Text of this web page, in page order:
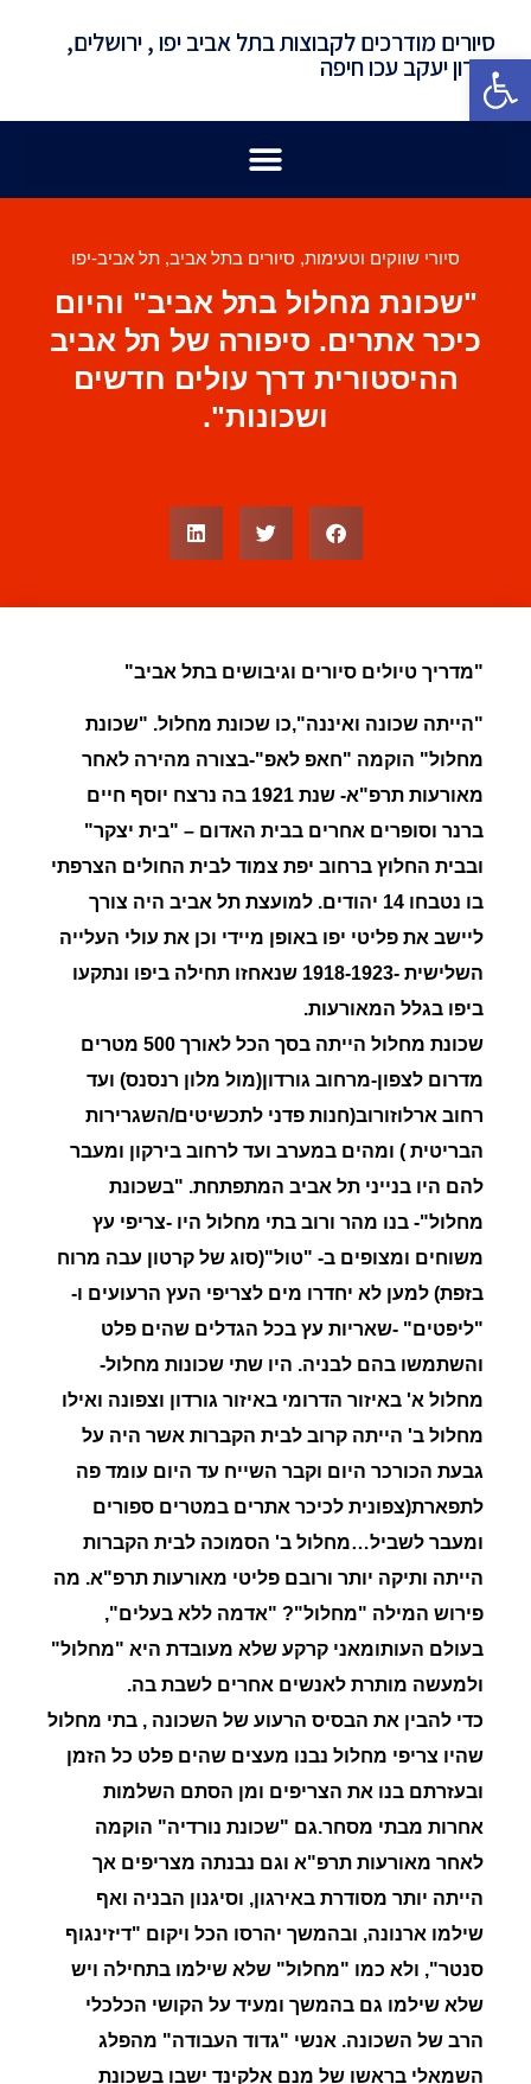
פתח סרגל נגישות
סיורים מודרכים לקבוצות בתל אביב יפו , ירושלים,
זכרון יעקב עכו חיפה
סיורי שווקים וטעימות, סיורים בתל אביב, תל אביב-יפו
"שכונת מחלול בתל אביב" והיום
כיכר אתרים. סיפורה של תל אביב
ההיסטורית דרך עולים חדשים
ושכונות".
"מדריך טיולים סיורים וגיבושים בתל אביב"
"הייתה שכונה ואיננה",כו שכונת מחלול. "שכונת
מחלול" הוקמה "חאפ לאפ"-בצורה מהירה לאחר
מאורעות תרפ"א- שנת 1921 בה נרצח יוסף חיים
ברנר וסופרים אחרים בבית האדום – "בית יצקר"
ובבית החלוץ ברחוב יפת צמוד לבית החולים הצרפתי
בו נטבחו 14 יהודים. למועצת תל אביב היה צורך
ליישב את פליטי יפו באופן מיידי וכן את עולי העלייה
השלישית -1918-1923 שנאחזו תחילה ביפו ונתקעו
ביפו בגלל המאורעות.
שכונת מחלול הייתה בסך הכל לאורך 500 מטרים
מדרום לצפון-מרחוב גורדון(מול מלון רנסנס) ועד
רחוב ארלוזורוב(חנות פדני לתכשיטים/השגרירות
הבריטית ) ומהים במערב ועד לרחוב בירקון ומעבר
להם היו בנייני תל אביב המתפתחת. "בשכונת
מחלול"- בנו מהר ורוב בתי מחלול היו -צריפי עץ
משוחים ומצופים ב- "טול"(סוג של קרטון עבה מרוח
בזפת) למען לא יחדרו מים לצריפי העץ הרעועים ו-
"ליפטים" -שאריות עץ בכל הגדלים שהים פלט
והשתמשו בהם לבניה. היו שתי שכונות מחלול-
מחלול א' באיזור הדרומי באיזור גורדון וצפונה ואילו
מחלול ב' הייתה קרוב לבית הקברות אשר היה על
גבעת הכורכר היום וקבר השייח עד היום עומד פה
לתפארת(צפונית לכיכר אתרים במטרים ספורים
ומעבר לשביל…מחלול ב' הסמוכה לבית הקברות
הייתה ותיקה יותר ורובם פליטי מאורעות תרפ"א. מה
פירוש המילה "מחלול"? "אדמה ללא בעלים",
בעולם העותומאני קרקע שלא מעובדת היא "מחלול"
ולמעשה מותרת לאנשים אחרים לשבת בה.
כדי להבין את הבסיס הרעוע של השכונה , בתי מחלול
שהיו צריפי מחלול נבנו מעצים שהים פלט כל הזמן
ובעזרתם בנו את הצריפים ומן הסתם השלמות
אחרות מבתי מסחר.גם "שכונת נורדיה" הוקמה
לאחר מאורעות תרפ"א וגם נבנתה מצריפים אך
הייתה יותר מסודרת באירגון, וסיגנון הבניה ואף
שילמו ארנונה, ובהמשך יהרסו הכל ויקום "דיזינגוף
סנטר", ולא כמו "מחלול" שלא שילמו בתחילה ויש
שלא שילמו גם בהמשך ומעיד על הקושי הכלכלי
הרב של השכונה. אנשי "גדוד העבודה" מהפלג
השמאלי בראשו של מנם אלקינד ישבו בשכונת